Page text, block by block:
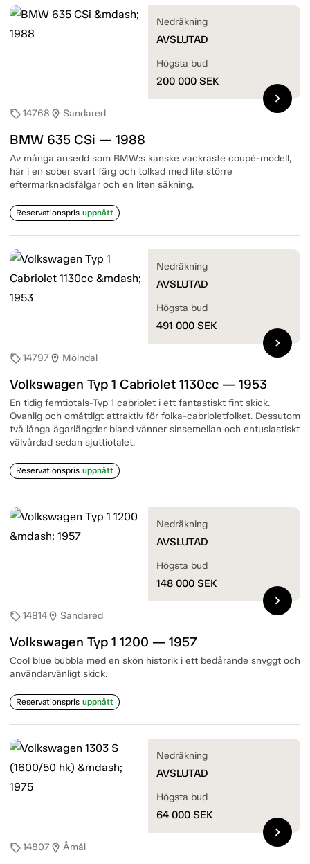
sell14768 location_on Sandared
BMW 635 CSi — 1988
Av många ansedd som BMW:s kanske vackraste coupé-modell,
här i en sober svart färg och tolkad med lite större
eftermarknadsfälgar och en liten säkning.
Reservationspris uppnått
Nedräkning
AVSLUTAD
Högsta bud
200 000 SEK
chevron_right
sell14797location_on Mölndal
Volkswagen Typ 1 Cabriolet 1130cc — 1953
En tidig femtiotals-Typ 1 cabriolet i ett fantastiskt fint skick.
Ovanlig och omåttligt attraktiv för folka-cabrioletfolket. Dessutom
två långa ägarlängder bland vänner sinsemellan och entusiastiskt
välvårdad sedan sjuttiotalet.
Reservationspris uppnått
Nedräkning
AVSLUTAD
Högsta bud
491 000 SEK
chevron_right
sell14814location_on Sandared
Volkswagen Typ 1 1200 — 1957
Cool blue bubbla med en skön historik i ett bedårande snyggt och
användarvänligt skick.
Reservationspris uppnått
Nedräkning
AVSLUTAD
Högsta bud
148 000 SEK
chevron_right
sell14807location_on Åmål
Nedräkning
AVSLUTAD
Högsta bud
64 000 SEK
chevron_right